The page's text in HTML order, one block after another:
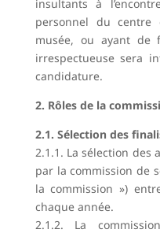
insultants à
personnel du
musée, ou ayant de
irrespectueuse sera
candidature.
2. Rôles de la
2.1. Sélection des
2.1.1. La sélection des
par la commission de
la commission »)
chaque année.
2.1.2. La